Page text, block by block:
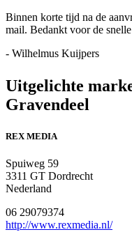
Binnen korte tijd na de
mail. Bedankt voor de
- Wilhelmus Kuijpers
Uitgelichte
Gravendeel
REX MEDIA
Spuiweg 59
3311 GT Dordrecht
Nederland
06 29079374
http://www.rexmedia.nl/